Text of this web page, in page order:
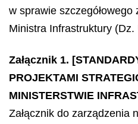
w sprawie szczegółowego
Ministra Infrastruktury
Załącznik 1.
PROJEKTAMI
MINISTERSTWIE
Załącznik do zarządzenia